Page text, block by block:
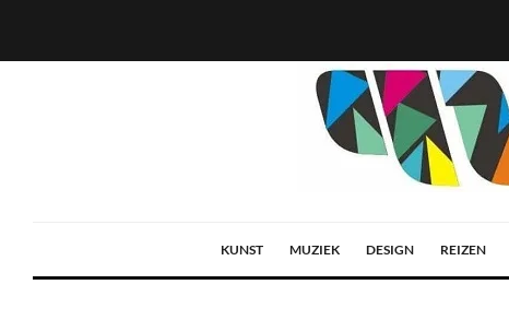
KUNST MUZIEK DESIGN REIZEN